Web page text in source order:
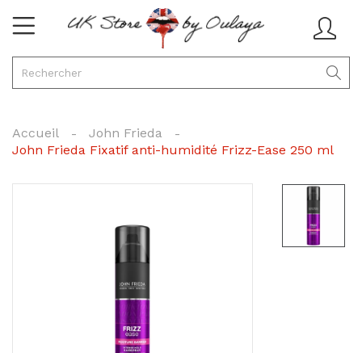
Accueil
John Frieda
John Frieda Fixatif anti-humidité Frizz-Ease 250 ml